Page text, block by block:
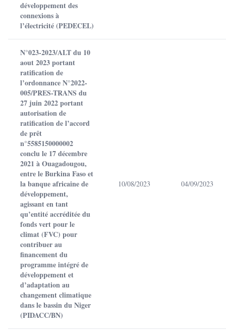
développement des
connexions à
l’électricité (PEDECEL)
N°023-2023/ALT du 10
aout 2023 portant
ratification de
l’ordonnance N°2022-
005/PRES-TRANS du
27 juin 2022 portant
autorisation de
ratification de l’accord
de prêt
n°5585150000002
conclu le 17 décembre
2021 à Ouagadougou,
entre le Burkina Faso et
la banque africaine de
développement,
agissant en tant
qu’entité accréditée du
fonds vert pour le
climat (FVC) pour
contribuer au
financement du
programme intégré de
développement et
d’adaptation au
changement climatique
dans le bassin du Niger
(PIDACC/BN)
10/08/2023 04/09/2023